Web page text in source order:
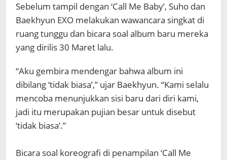
Sebelum tampil dengan ‘Call Me Baby’, Suho dan
Baekhyun EXO melakukan wawancara singkat di
ruang tunggu dan bicara soal album baru mereka
yang dirilis 30 Maret lalu.
“Aku gembira mendengar bahwa album ini
dibilang ‘tidak biasa’,” ujar Baekhyun. “Kami selalu
mencoba menunjukkan sisi baru dari diri kami,
jadi itu merupakan pujian besar untuk disebut
‘tidak biasa’.”
Bicara soal koreografi di penampilan ‘Call Me